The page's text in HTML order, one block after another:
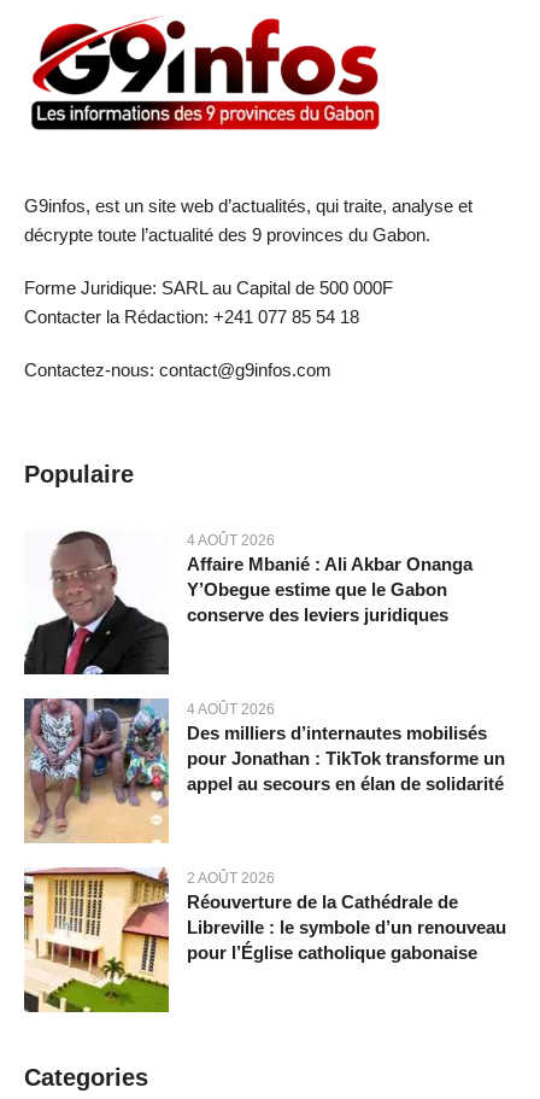
G9infos, est un site web d’actualités, qui traite, analyse et
décrypte toute l’actualité des 9 provinces du Gabon.
Forme Juridique: SARL au Capital de 500 000F
Contacter la Rédaction: +241 077 85 54 18
Contactez-nous: contact@g9infos.com
Populaire
4 AOÛT 2026
Affaire Mbanié : Ali Akbar Onanga
Y’Obegue estime que le Gabon
conserve des leviers juridiques
4 AOÛT 2026
Des milliers d’internautes mobilisés
pour Jonathan : TikTok transforme un
appel au secours en élan de solidarité
2 AOÛT 2026
Réouverture de la Cathédrale de
Libreville : le symbole d’un renouveau
pour l’Église catholique gabonaise
Categories